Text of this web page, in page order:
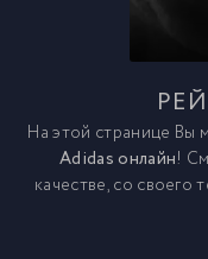
На этой странице Вы
Adidas онлайн!
качестве, со